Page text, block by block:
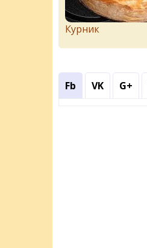
Курник
Fb VK G+